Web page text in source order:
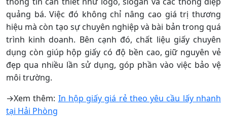
quảng bá. Việc đó không chỉ nâng cao giá trị thương
hiệu mà còn tạo sự chuyên nghiệp và bài bản trong quá
trình kinh doanh. Bên cạnh đó, chất liệu giấy chuyên
dụng còn giúp hộp giấy có độ bền cao, giữ nguyên vẻ
đẹp qua nhiều lần sử dụng, góp phần vào việc bảo vệ
môi trường.
→Xem thêm: In hộp giấy giá rẻ theo yêu cầu lấy nhanh
tại Hải Phòng